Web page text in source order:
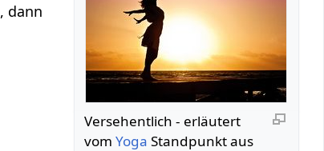
Versehentlich‏‎ - erläutert
vomYoga Standpunkt aus
dann